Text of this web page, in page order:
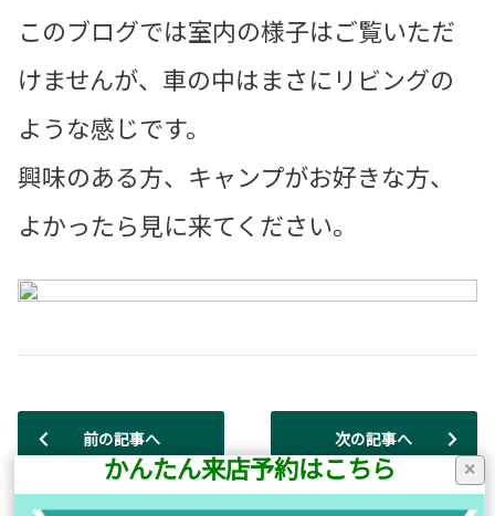
このブログでは室内の様子はご覧いただ
けませんが、車の中はまさにリビングの
ような感じです。
興味のある方、キャンプがお好きな方、
よかったら見に来てください。
前の記事へ
次の記事へ
×
かんたん来店予約はこちら